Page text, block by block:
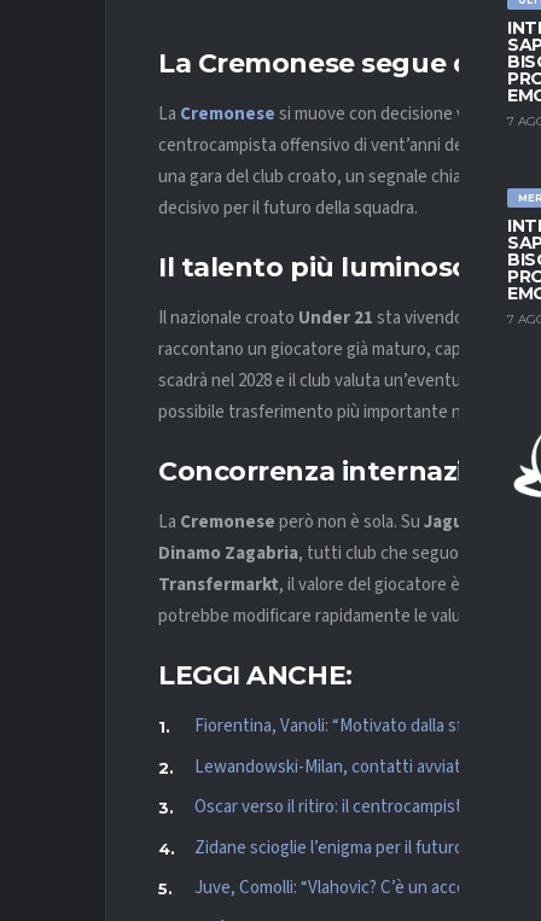
7
7
La Cremonese segue da
La Cremonesesi muove con decisione verso il
centrocampista offensivo di vent’anni dello
una gara del club croato, un segnale chiaro di
decisivo per il futuro della squadra.
Il talento più luminoso della
Il nazionale croato Under 21sta vivendo un avvio
raccontano un giocatore già maturo, capace di
scadrà nel 2028 e il club valuta un’eventuale
possibile trasferimento più importante nella storia
Concorrenza
La Cremoneseperò non è sola. SuJagušić
Dinamo Zagabria, tutti club che seguono con
Transfermarkt, il valore del giocatore è
potrebbe modificare rapidamente le valutazioni.
LEGGI ANCHE:
Fiorentina, Vanoli: “Motivato dalla sfida, sono
Lewandowski-Milan, contatti avviati:
Oscar verso il ritiro: il centrocampista del São
Zidane scioglie l’enigma per il futuro:
Juve, Comolli: “Vlahovic? C’è un accordo, ne